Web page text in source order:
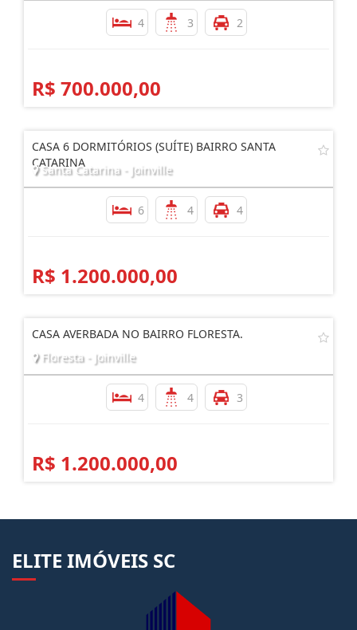
4 3 2
R$ 700.000,00
CASA 6 DORMITÓRIOS (SUÍTE) BAIRRO SANTA
CATARINA
Santa Catarina - Joinville
6 4 4
R$ 1.200.000,00
CASA AVERBADA NO BAIRRO FLORESTA.
Floresta - Joinville
4 4 3
R$ 1.200.000,00
ELITE IMÓVEIS SC